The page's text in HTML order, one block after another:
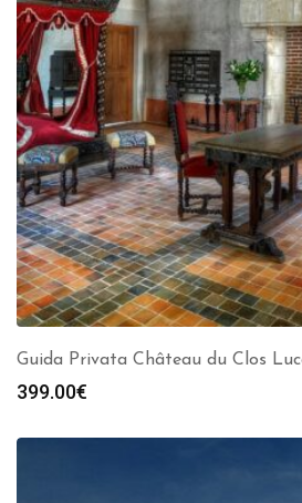
Guida Privata Château du Clos
399.00€